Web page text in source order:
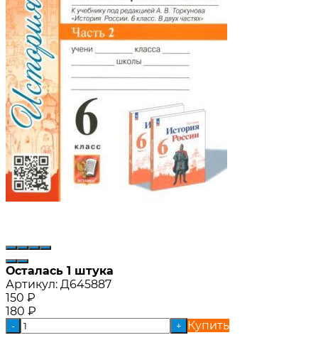
Осталась 1 штука
Артикул: Д645887
150 ₽
180 ₽
- +
Купить